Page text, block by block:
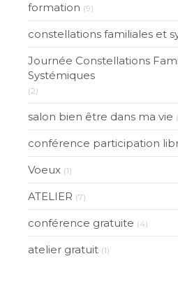
formation (9)
constellations familiales et
Journée Constellations
Systémiques
(2)
salon bien être dans ma vie
conférence participation
Voeux (1)
ATELIER (7)
conférence gratuite (4)
atelier gratuit (1)